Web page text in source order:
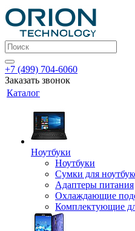
+7 (499) 704-6060
Заказать звонок
Каталог
Ноутбуки
Ноутбуки
Сумки для
Адаптеры питания
Охлаждающие
Комплектующие